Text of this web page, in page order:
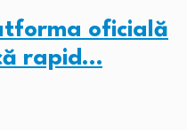
oficială
rapid…